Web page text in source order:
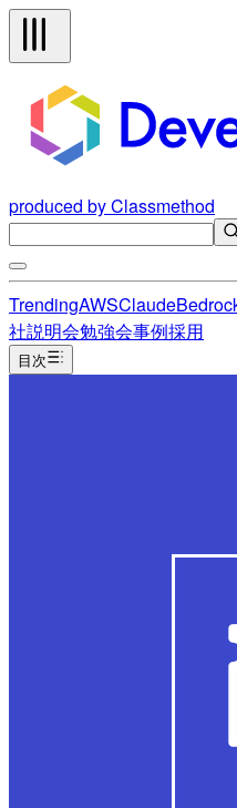
produced by Classmethod
TrendingAWSClaude
社説明会勉強会事例採用
目次